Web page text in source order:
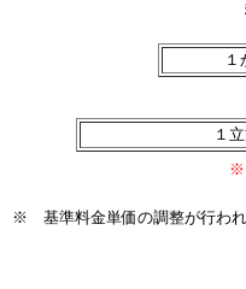
１
１
※
※ 基準料金単価の調整が行わ